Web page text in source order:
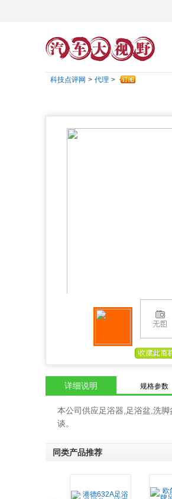
科技点评网 > 代理 >
详细说明 规格参数
本公司供应足浴器,足浴盆,洗
谈。
同类产品推荐